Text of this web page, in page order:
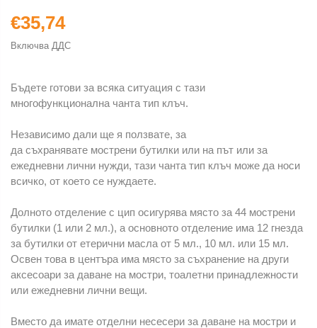
€35,74
Включва ДДС
Бъдете готови за всяка ситуация с тази
многофункционална чанта тип клъч.
Независимо дали ще я ползвате, за
да съхранявате мострени бутилки или на път или за
ежедневни лични нужди, тази чанта тип клъч може да носи
всичко, от което се нуждаете.
Долното отделение с цип осигурява място за 44 мострени
бутилки (1 или 2 мл.), а основното отделение има 12 гнезда
за бутилки от етерични масла от 5 мл., 10 мл. или 15 мл.
Освен това в центъра има място за съхранение на други
аксесоари за даване на мостри, тоалетни принадлежности
или ежедневни лични вещи.
Вместо да имате отделни несесери за даване на мостри и